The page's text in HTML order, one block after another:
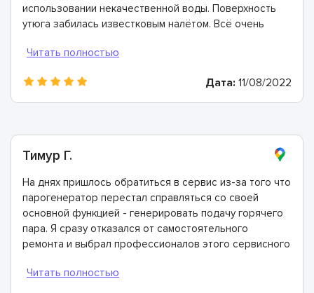
использовании некачественной воды. Поверхность
утюга забилась известковым налётом. Всё очень
рекомендации о том, как не сталкиваться с подобной
Дата: 11/08/2022
Тимур Г.
На днях пришлось обратиться в сервис из-за того что
парогенератор перестал справляться со своей
основной функцией - генерировать подачу горячего
пара. Я сразу отказался от самостоятельного
ремонта и выбрал профессионалов этого сервисного
Мастера здесь - лучшие! Провели диагностику, всё